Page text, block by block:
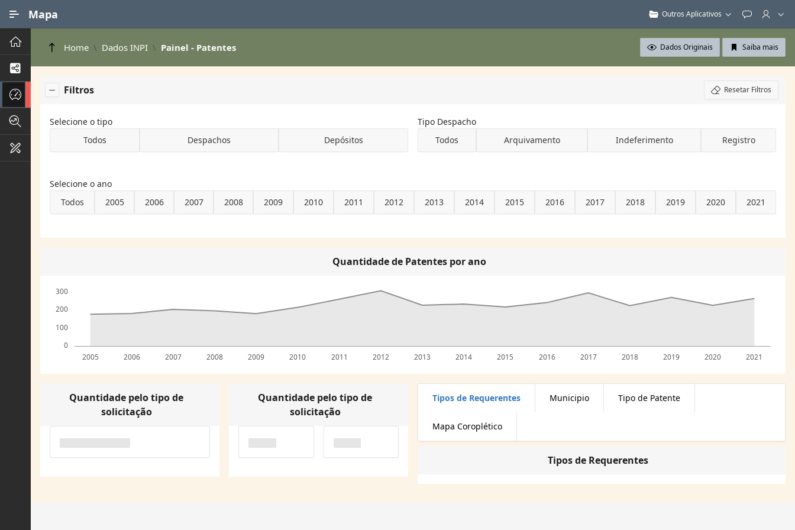
Mapa Outros Aplicativos Feedback
Processos de Negócios
Home Dados INPI Painel - Patentes Dados Originais Saiba mais
Filtros Resetar Filtros
Selecione o tipo
Todos
Despachos Depósitos
Tipo Despacho
Todos
Arquivamento Indeferimento Registro
Selecione o ano
Todos
2005 2006 2007 2008 2009 2010 2011 2012 2013 2014 2015 2016 2017 2018 2019 2020 2021
Quantidade de Patentes por ano
0
100
200
300
2005 2006 2007 2008 2009 2010 2011 2012 2013 2014 2015 2016 2017 2018 2019 2020 2021
Quantidade pelo tipo de
solicitação
Quantidade pelo tipo de
solicitação
Tipos de Requerentes Municipio Tipo de Patente
Mapa Coroplético
Tipos de Requerentes